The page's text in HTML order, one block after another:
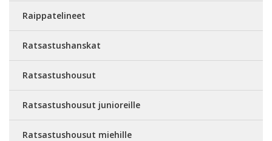
Raippatelineet
Ratsastushanskat
Ratsastushousut
Ratsastushousut junioreille
Ratsastushousut miehille